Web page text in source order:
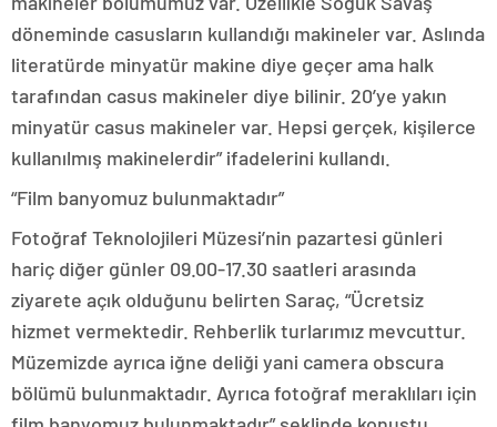
döneminde casusların kullandığı makineler var. Aslında
literatürde minyatür makine diye geçer ama halk
tarafından casus makineler diye bilinir. 20’ye yakın
minyatür casus makineler var. Hepsi gerçek, kişilerce
kullanılmış makinelerdir” ifadelerini kullandı.
“Film banyomuz bulunmaktadır”
Fotoğraf Teknolojileri Müzesi’nin pazartesi günleri
hariç diğer günler 09.00-17.30 saatleri arasında
ziyarete açık olduğunu belirten Saraç, “Ücretsiz
hizmet vermektedir. Rehberlik turlarımız mevcuttur.
Müzemizde ayrıca iğne deliği yani camera obscura
bölümü bulunmaktadır. Ayrıca fotoğraf meraklıları için